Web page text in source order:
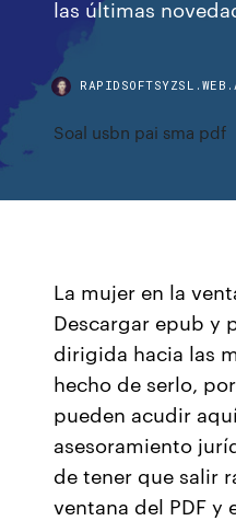
las últimas
Soal usbn pai sma pdf
La mujer en la
Descargar epub y
dirigida hacia las
hecho de serlo,
pueden acudir
asesoramiento
de tener que salir
ventana del PDF y